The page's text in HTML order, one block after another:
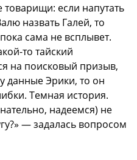
товарищи: если напутать
назвать Галей, то
сама не всплывет.
то тайский
на поисковый призыв,
данные Эрики, то он
Темная история.
надеемся) не
— задалась вопросом